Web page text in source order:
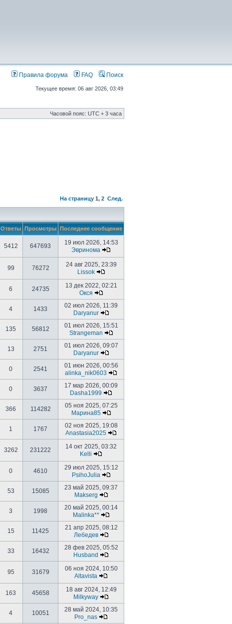
Правила форума FAQ Поиск
Текущее время: 06 авг 2026, 03:49
Часовой пояс: UTC + 3 часа
На страницу 1,2 След.
Ответы Просмотры Последнее сообщение
5412 647693
19 июл 2026, 14:53
Эвринома
99 76272
24 авг 2025, 23:39
Lissok
6 24735
13 дек 2022, 02:21
Окся
4 1433
02 июл 2026, 11:39
Daryanur
135 56812
01 июл 2026, 15:51
Strangeman
13 2751
01 июл 2026, 09:07
Daryanur
0 2541
01 июн 2026, 00:56
alinka_nik0603
0 3637
17 мар 2026, 00:09
Dasha1999
366 114282
05 ноя 2025, 07:25
Марина85
1 1767
02 ноя 2025, 19:08
Anastasia2025
3262 231222
14 окт 2025, 03:32
Kelli
0 4610
29 июл 2025, 15:12
PsihoJulia
53 15085
23 май 2025, 09:37
Makserg
3 1998
20 май 2025, 00:14
Malinka**
15 11425
21 апр 2025, 08:12
Лебедев
33 16432
28 фев 2025, 05:52
Husband
95 31679
06 ноя 2024, 10:50
Altavista
163 45658
18 авг 2024, 12:49
Milkyway
4 10051
28 май 2024, 10:35
Pro_nas